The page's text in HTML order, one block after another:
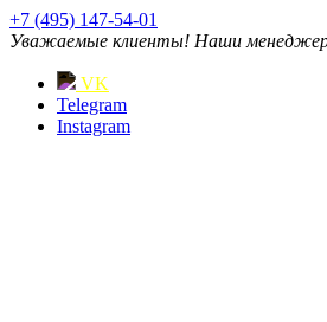
+7 (495) 147-54-01
Уважаемые клиенты! Наши
VK
Telegram
Instagram